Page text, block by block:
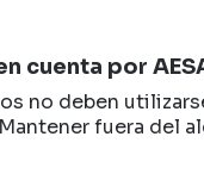
cuenta por
no deben
fuera del